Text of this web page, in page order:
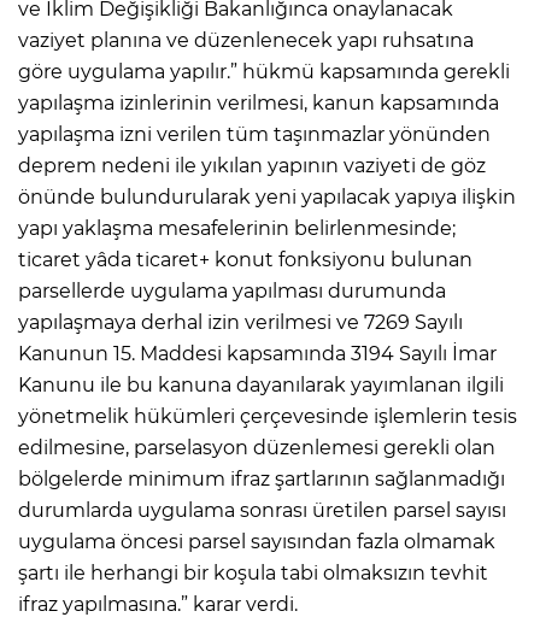
ve İklim Değişikliği Bakanlığınca onaylanacak
vaziyet planına ve düzenlenecek yapı ruhsatına
göre uygulama yapılır.” hükmü kapsamında gerekli
yapılaşma izinlerinin verilmesi, kanun kapsamında
yapılaşma izni verilen tüm taşınmazlar yönünden
deprem nedeni ile yıkılan yapının vaziyeti de göz
önünde bulundurularak yeni yapılacak yapıya ilişkin
yapı yaklaşma mesafelerinin belirlenmesinde;
ticaret yâda ticaret+ konut fonksiyonu bulunan
parsellerde uygulama yapılması durumunda
yapılaşmaya derhal izin verilmesi ve 7269 Sayılı
Kanunun 15. Maddesi kapsamında 3194 Sayılı İmar
Kanunu ile bu kanuna dayanılarak yayımlanan ilgili
yönetmelik hükümleri çerçevesinde işlemlerin tesis
edilmesine, parselasyon düzenlemesi gerekli olan
bölgelerde minimum ifraz şartlarının sağlanmadığı
durumlarda uygulama sonrası üretilen parsel sayısı
uygulama öncesi parsel sayısından fazla olmamak
şartı ile herhangi bir koşula tabi olmaksızın tevhit
ifraz yapılmasına.” karar verdi.